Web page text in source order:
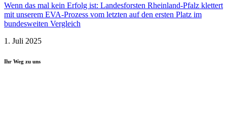
Wenn das mal kein Erfolg ist: Landes­forsten Rheinland-Pfalz klettert
mit unserem EVA-Prozess vom letzten auf den ersten Platz im
bundes­weiten Vergleich
1. Juli 2025
Ihr Weg zu uns